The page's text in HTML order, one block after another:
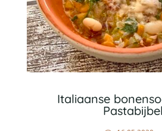
Italiaanse
Pastabijbel